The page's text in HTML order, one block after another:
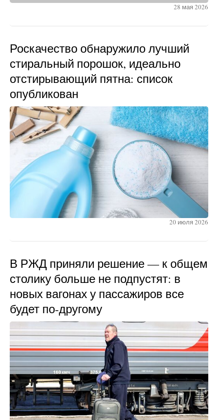
28 мая 2026
Роскачество обнаружило лучший
стиральный порошок, идеально
отстирывающий пятна: список
опубликован
20 июля 2026
В РЖД приняли решение — к общем
столику больше не подпустят: в
новых вагонах у пассажиров все
будет по-другому